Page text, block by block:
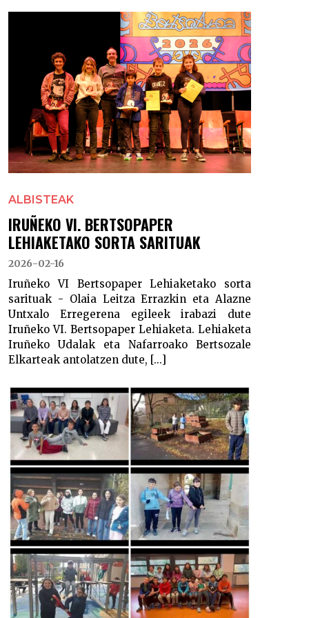
ALBISTEAK
IRUÑEKO VI. BERTSOPAPER
LEHIAKETAKO SORTA SARITUAK
2026-02-16
Iruñeko VI Bertsopaper Lehiaketako sorta
sarituak - Olaia Leitza Errazkin eta Alazne
Untxalo Erregerena egileek irabazi dute
Iruñeko VI. Bertsopaper Lehiaketa. Lehiaketa
Iruñeko Udalak eta Nafarroako Bertsozale
Elkarteak antolatzen dute, [...]